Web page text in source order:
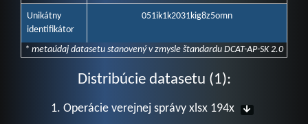
Unikátny
identifikátor
051ik1k2031kig8z5omn
* metaúdaj datasetu stanovený v zmysle štandardu DCAT-AP-SK 2.0
Distribúcie datasetu (1):
1. Operácie verejnej správy xlsx 194x